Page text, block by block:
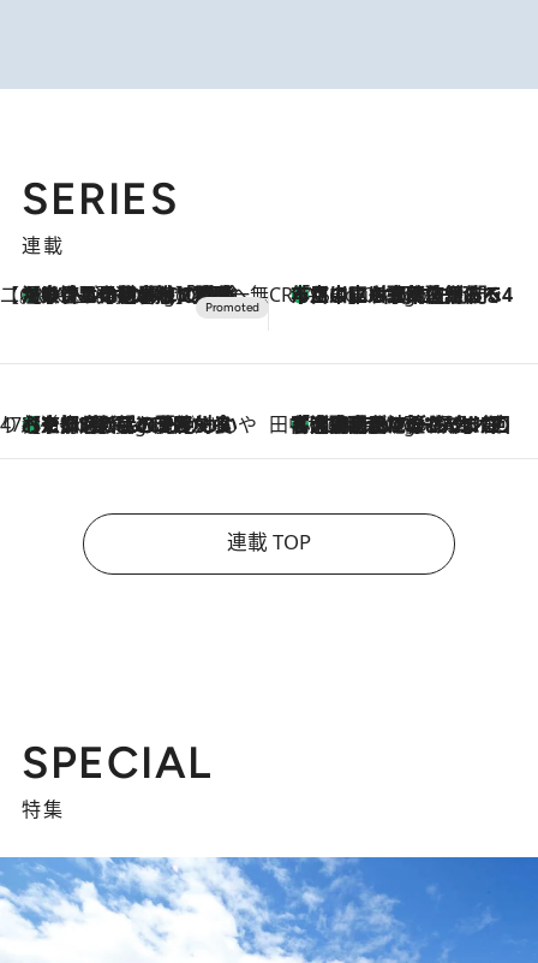
SERIES
連載
【CREA×星野リゾート】唯一無二。癒しと発見が待つ場所へ
46 Minutes Ago
【トンボの足水浴】ヒノキの香りに包まれて涼感マックス！約13℃の湧水かけ流しを避暑地「星野温泉 トンボの湯」で体験 CREA'S CHOICE
2 Hours Ago
「立川にも歌舞伎があるんだよ」 片岡仁左衛門・市川中車ら豪華座組みで4年目の立川立飛歌舞伎へ
47都道府県の手みやげ ひんやりスイーツで夏を満喫
2 Hours Ago
【京都府】この夏絶対食べたい 冷やしておいしいおやつ3選 ひと口目から心を掴む新緑のテリーヌ 田中稲の勝手に再ブーム
7 Hours Ago
「湘南乃風に憧れて」観客大盛上がりの“タオル回し”に、ラッパー顔負けの高速歌唱まで…さだまさし（74）のアグレッシブすぎる現在地
連載 TOP
SPECIAL
特集